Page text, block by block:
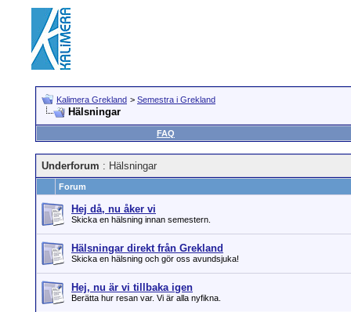
Kalimera Grekland > Semestra i Grekland
Hälsningar
FAQ
Underforum : Hälsningar
Forum
Hej då, nu åker vi
Skicka en hälsning innan semestern.
Hälsningar direkt från Grekland
Skicka en hälsning och gör oss avundsjuka!
Hej, nu är vi tillbaka igen
Berätta hur resan var. Vi är alla nyfikna.